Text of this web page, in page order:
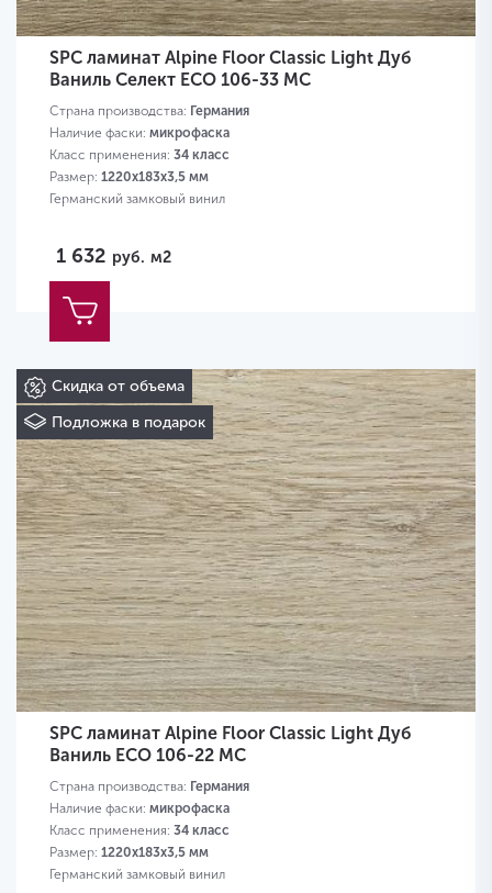
SPC ламинат Alpine Floor Classic Light Дуб
Ваниль Селект ECO 106-33 MC
Страна производства: Германия
Наличие фаски: микрофаска
Класс применения: 34 класс
Размер: 1220х183х3,5 мм
Германский замковый винил
1 632 руб. м2
Скидка от объема
Подложка в подарок
SPC ламинат Alpine Floor Classic Light Дуб
Ваниль ECO 106-22 MC
Страна производства: Германия
Наличие фаски: микрофаска
Класс применения: 34 класс
Размер: 1220х183х3,5 мм
Германский замковый винил